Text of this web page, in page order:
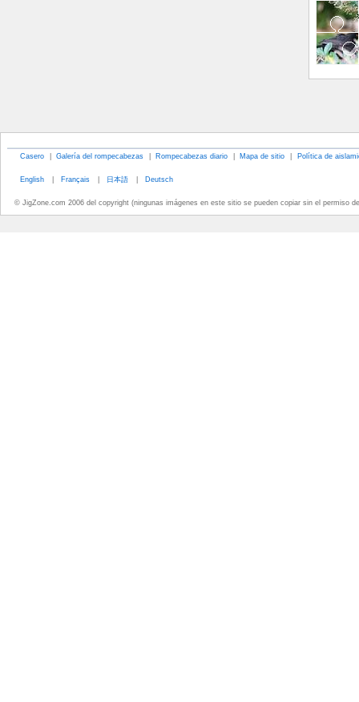
Casero | Galería del rompecabezas | Rompecabezas diario | Mapa de sitio | Política de
English | Français | 日本語 | Deutsch
© JigZone.com 2006 del copyright (ningunas imágenes en este sitio se pueden copiar sin el permiso